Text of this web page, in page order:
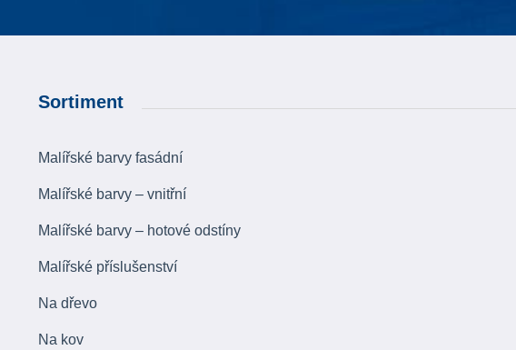
Sortiment
Malířské barvy fasádní
Malířské barvy – vnitřní
Malířské barvy – hotové odstíny
Malířské příslušenství
Na dřevo
Na kov